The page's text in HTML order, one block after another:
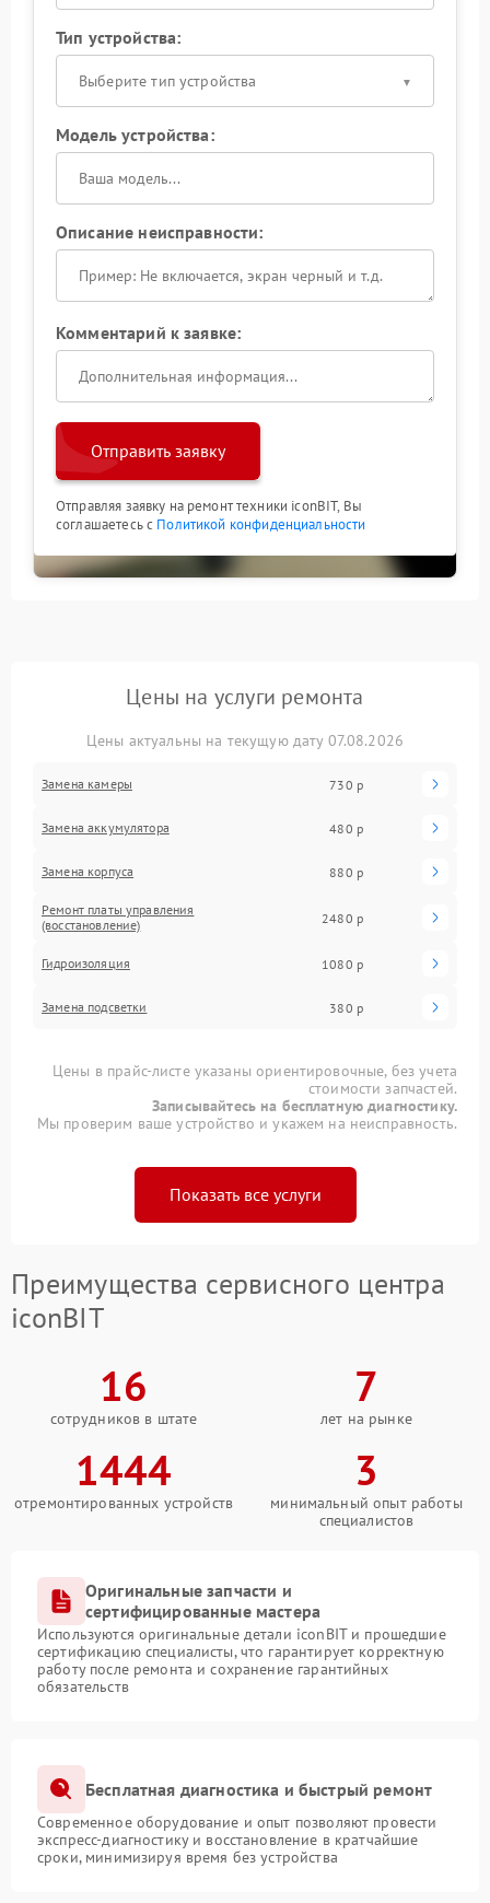
Тип устройства:
Выберите тип устройства
Модель устройства:
Описание неисправности:
Комментарий к заявке:
Отправить заявку
Отправляя заявку на ремонт техники iconBIT, Вы
соглашаетесь с Политикой конфиденциальности
Цены на услуги ремонта
Цены актуальны на текущую дату 07.08.2026
Замена камеры 730 р
Замена аккумулятора 480 р
Замена корпуса 880 р
Ремонт платы управления
(восстановление)
2480 р
Гидроизоляция 1080 р
Замена подсветки 380 р
Цены в прайс-листе указаны ориентировочные, без учета
стоимости запчастей.
Записывайтесь на бесплатную диагностику.
Мы проверим ваше устройство и укажем на неисправность.
Показать все услуги
Преимущества сервисного центра
iconBIT
16
сотрудников в штате
7
лет на рынке
1444
отремонтированных устройств
3
минимальный опыт работы
специалистов
Оригинальные запчасти и
сертифицированные мастера
Используются оригинальные детали iconBIT и прошедшие
сертификацию специалисты, что гарантирует корректную
работу после ремонта и сохранение гарантийных
обязательств
Бесплатная диагностика и быстрый ремонт
Современное оборудование и опыт позволяют провести
экспресс-диагностику и восстановление в кратчайшие
сроки, минимизируя время без устройства